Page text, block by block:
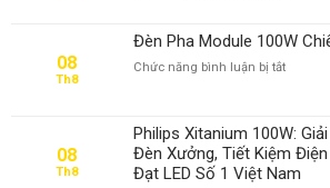
08
Th8
Đèn Pha Module 100W
Chức năng bình luận bị tắtở
Module
100W
Chiếu
Cổng
08
Th8
Philips Xitanium 100W:
Đèn Xưởng, Tiết Kiệm
Đạt LED Số 1 Việt Nam